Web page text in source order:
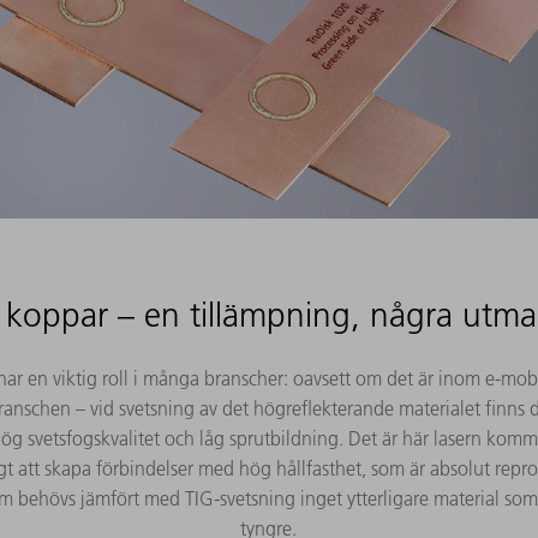
koppar – en tillämpning, några
en viktig roll i många branscher: oavsett om det är inom e-
– vid svetsning av det högreflekterande materialet finns
svetsfogskvalitet och låg sprutbildning. Det är här lasern
att skapa förbindelser med hög hållfasthet, som är absolut
behövs jämfört med TIG-svetsning inget ytterligare material
tyngre.